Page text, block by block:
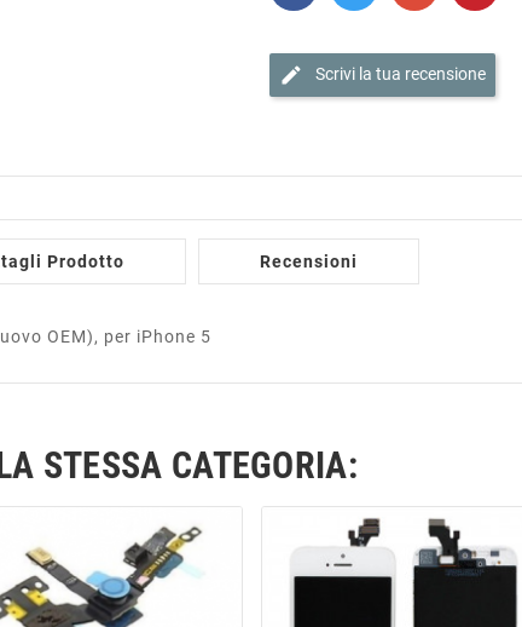
edit Scrivi la tua recensione
Prodotto Recensioni
OEM), per iPhone 5
STESSA CATEGORIA: